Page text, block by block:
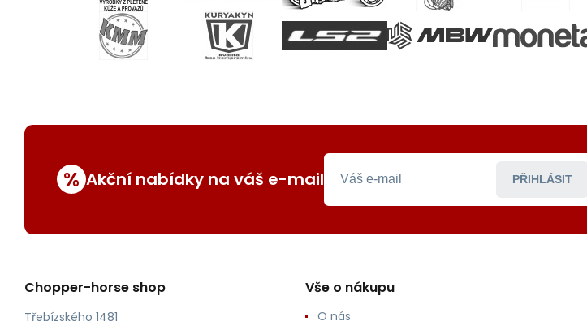
% Akční nabídky na váš e-mail PŘIHLÁSIT
Chopper-horse shop
Třebízského 1481
Vše o nákupu
O nás